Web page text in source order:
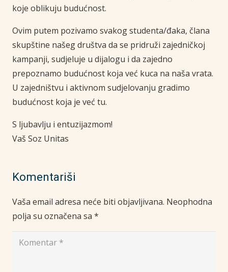
koje oblikuju budućnost.
Ovim putem pozivamo svakog studenta/đaka, člana
skupštine našeg društva da se pridruži zajedničkoj
kampanji, sudjeluje u dijalogu i da zajedno
prepoznamo budućnost koja već kuca na naša vrata.
U zajedništvu i aktivnom sudjelovanju gradimo
budućnost koja je već tu.
S ljubavlju i entuzijazmom!
Vaš Soz Unitas
Komentariši
Vaša email adresa neće biti objavljivana. Neophodna
polja su označena sa *